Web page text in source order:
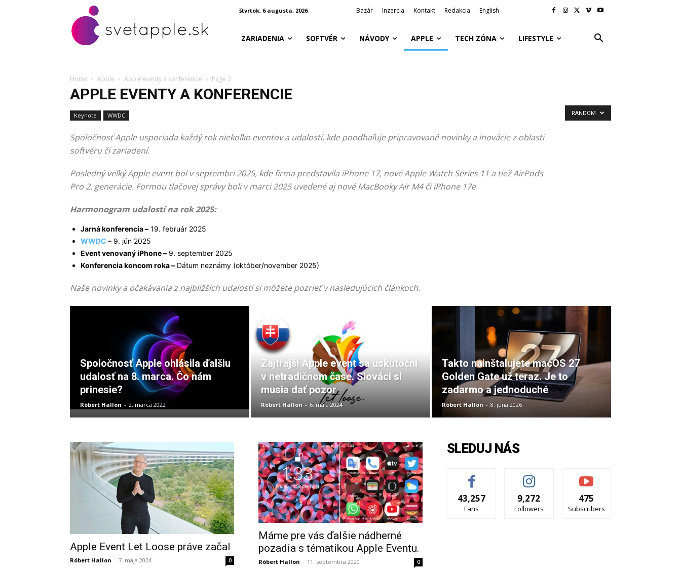
štvrtok, 6 augusta, 2026 Bazár Inzercia Kontakt Redakcia English
ZARIADENIA SOFTVÉR NÁVODY APPLE TECH ZÓNA LIFESTYLE
Home Apple Apple eventy a konferencie Page 2
APPLE EVENTY A KONFERENCIE
Keynote WWDC
Spoločnosť Apple usporiada každý rok niekoľko eventov a udalostí, kde poodhaľuje pripravované novinky a inovácie z oblasti
softvéru či zariadení.
Posledný veľký Apple event bol v septembri 2025, kde firma predstavila iPhone 17, nové Apple Watch Series 11 a tiež AirPods
Pro 2. generácie. Formou tlačovej správy boli v marci 2025 uvedené aj nové MacBooky Air M4 či iPhone 17e
Harmonogram udalostí na rok 2025:
Jarná konferencia – 19. február 2025
WWDC – 9. jún 2025
Event venovaný iPhone – 9. september 2025
Konferencia koncom roka – Dátum neznámy (október/november 2025)
Naše novinky a očakávania z najbližších udalostí si môžete pozrieť v nasledujúcich článkoch.
RANDOM
Spoločnosť Apple ohlásila ďalšiu
udalosť na 8. marca. Čo nám
prinesie?
Róbert Hallon - 2. marca 2022
Zajtrajší Apple event sa uskutoční
v netradičnom čase. Slováci si
musia dať pozor
Róbert Hallon - 6. mája 2024
Takto nainštalujete macOS 27
Golden Gate už teraz. Je to
zadarmo a jednoduché
Róbert Hallon - 8. júna 2026
Apple Event Let Loose práve začal
Róbert Hallon - 7. mája 2024 0
Máme pre vás ďalšie nádherné
pozadia s tématikou Apple Eventu.
Róbert Hallon - 11. septembra 2020 0
SLEDUJ NÁS
43,257
Fans
9,272
Followers
475
Subscribers